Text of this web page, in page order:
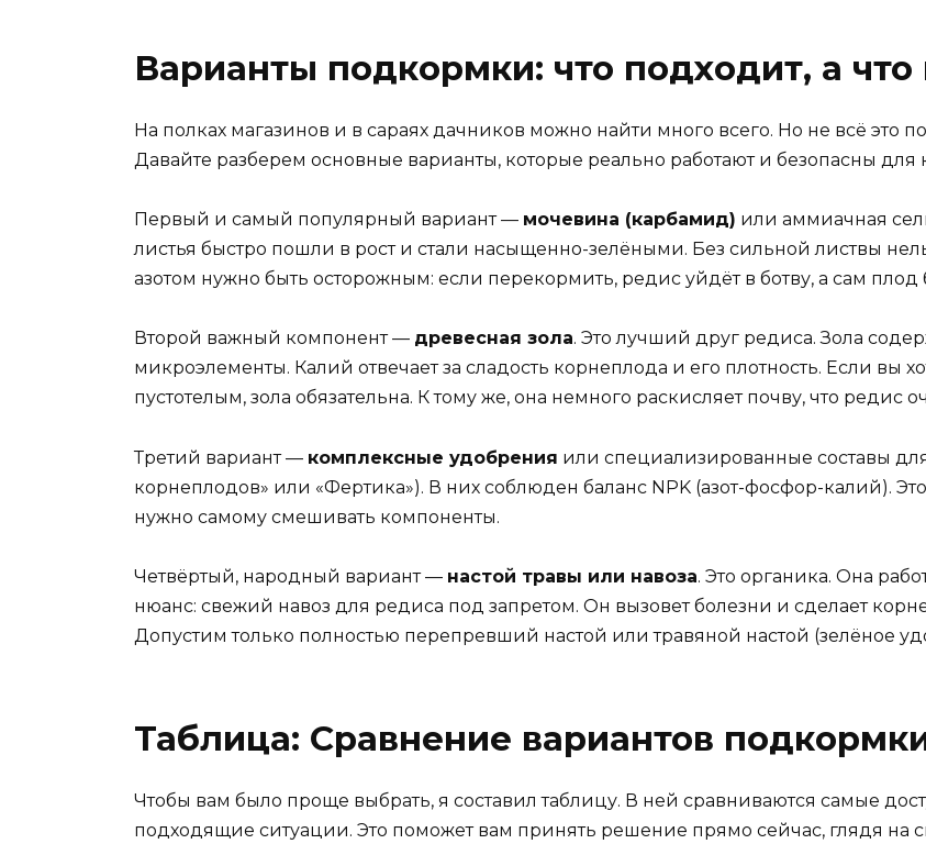
Варианты подкормки: что подходит, а что
На полках магазинов и в сараях дачников можно найти много всего. Но не всё это
Давайте разберем основные варианты, которые реально работают и безопасны для
Первый и самый популярный вариант — мочевина (карбамид) или аммиачная
листья быстро пошли в рост и стали насыщенно-зелёными. Без сильной листвы
азотом нужно быть осторожным: если перекормить, редис уйдёт в ботву, а сам плод
Второй важный компонент — древесная зола. Это лучший друг редиса. Зола
микроэлементы. Калий отвечает за сладость корнеплода и его плотность. Если вы
пустотелым, зола обязательна. К тому же, она немного раскисляет почву, что редис
Третий вариант — комплексные удобрения или специализированные составы
корнеплодов» или «Фертика»). В них соблюден баланс NPK (азот-фосфор-калий).
нужно самому смешивать компоненты.
Четвёртый, народный вариант — настой травы или навоза. Это органика. Она
нюанс: свежий навоз для редиса под запретом. Он вызовет болезни и сделает
Допустим только полностью перепревший настой или травяной настой (зелёное
Таблица: Сравнение вариантов
Чтобы вам было проще выбрать, я составил таблицу. В ней сравниваются самые
подходящие ситуации. Это поможет вам принять решение прямо сейчас, глядя на